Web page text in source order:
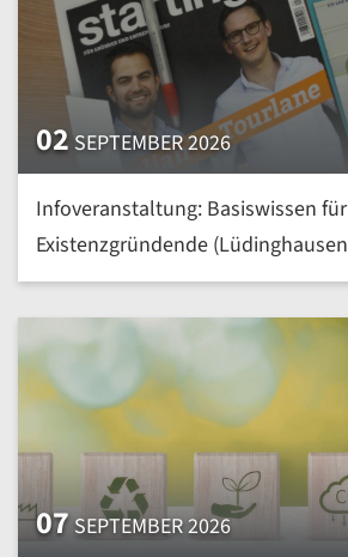
02 SEPTEMBER 2026
Infoveranstaltung: Basiswissen für
07SEPTEMBER 2026